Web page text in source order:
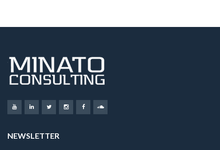
NEWSLETTER